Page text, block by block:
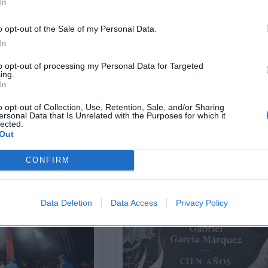
opt-out of the Sale of my Personal Data.
opt-out of processing my Personal Data for Targeted
opt-out of Collection, Use, Retention, Sale, and/or Sharing
Data that Is Unrelated with the Purposes for which it
CONFIRM
Data Deletion Data Access Privacy Policy
σε ηλικία 76
Αννα
Athens City, στην καρδιά της
Αθήνας